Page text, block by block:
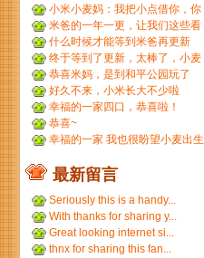
小米到小麦，好温暖 ...
小米小麦妈：我把小点借你，你
那裙子借我们，呵呵呵。...
米爸的一年一更，让我们这些看
友等的好久，小米都长得...
什么时候才能等到米爸再更新
呢？
终于等到了更新，太棒了，小麦
和小米小时候一个模子刻...
恭喜米妈，是到和平公园玩了
吗？ ...
好久不来，小米长大不少啦
幸福的一家四口，恭喜啦！
恭喜~
幸福的一家 我也很盼望小麦出生
最新留言
Seriously this is a handy...
With thanks for sharing y...
Great looking internet si...
thnx for sharing this fan...